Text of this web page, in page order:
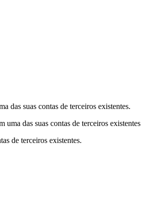
das suas contas de terceiros existentes.
das suas contas de terceiros existentes
de terceiros existentes.